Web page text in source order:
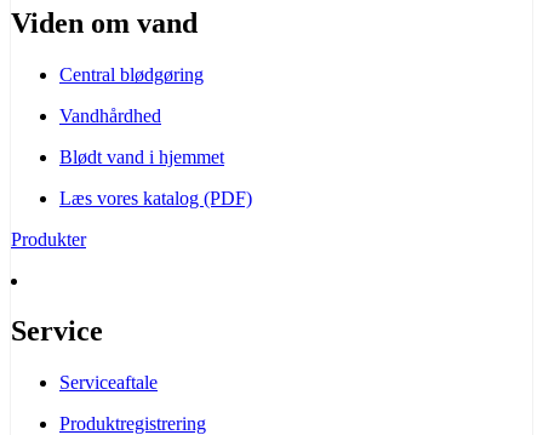
Viden om vand
Central blødgøring
Vandhårdhed
Blødt vand i hjemmet
Læs vores katalog (PDF)
Produkter
Service
Serviceaftale
Produktregistrering